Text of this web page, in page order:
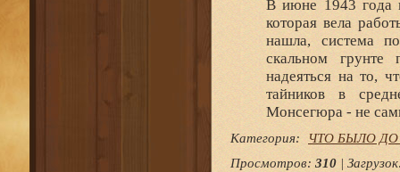
В июне 1943 года
которая вела
нашла, система
скальном
надеяться на то,
тайников в
Монсегюра - не
Категория:
ЧТО БЫЛО
Просмотров: 310 | Загрузок